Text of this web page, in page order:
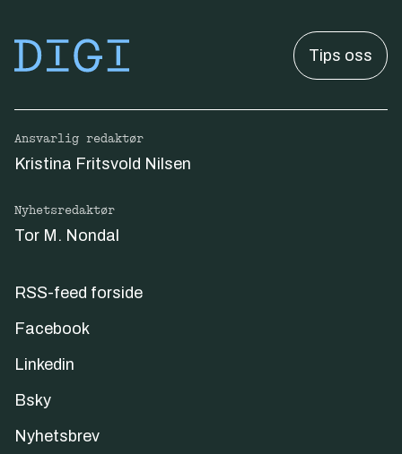
Tips oss
Ansvarlig redaktør
Kristina Fritsvold Nilsen
Nyhetsredaktør
Tor M. Nondal
RSS-feed forside
Facebook
Linkedin
Bsky
Nyhetsbrev